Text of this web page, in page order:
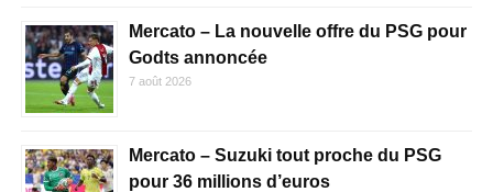
Mercato – La nouvelle offre du PSG pour
Godts annoncée
7 août 2026
Mercato – Suzuki tout proche du PSG
pour 36 millions d’euros